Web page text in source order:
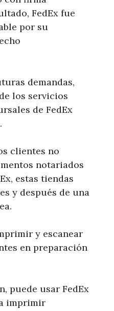
FedEx fue
por su
demandas,
los servicios
de FedEx
clientes no
notariados
estas tiendas
y después de una
y escanear
en preparación
puede usar FedEx
imprimir